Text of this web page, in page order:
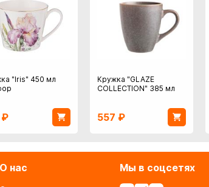
"Iris" 450 мл
₽
Кружка "GLAZE
COLLECTION" 385 мл
557 ₽
О нас Мы в соцсетях